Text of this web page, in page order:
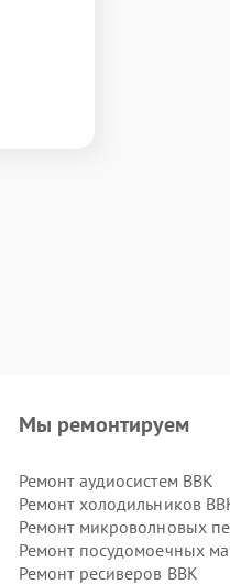
Мы ремонтируем
Ремонт аудиосистем BBK
Ремонт холодильников
Ремонт микроволновых
Ремонт посудомоечных
Ремонт ресиверов BBK